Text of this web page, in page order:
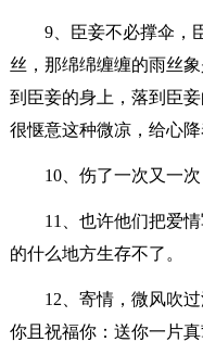
9、臣妾不必撑伞，
丝，那绵绵缠缠的雨丝
到臣妾的身上，落到臣
很惬意这种微凉，给心降
10、伤了一次又一
11、也许他们把爱
的什么地方生存不了。
12、寄情，微风吹
你且祝福你：送你一片